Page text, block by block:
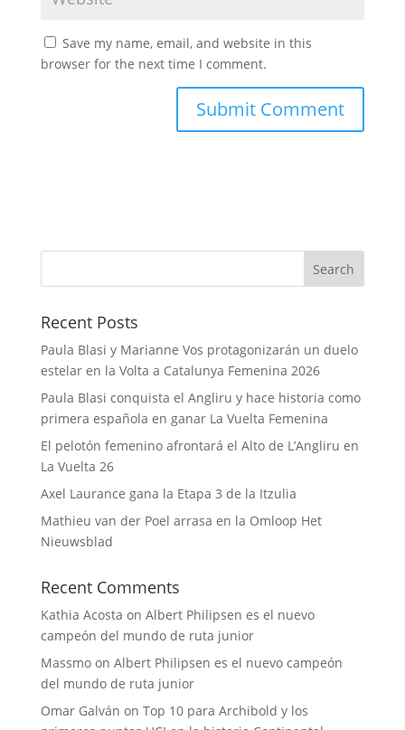
Save my name, email, and website in this
browser for the next time I comment.
Recent Posts
Paula Blasi y Marianne Vos protagonizarán un duelo
estelar en la Volta a Catalunya Femenina 2026
Paula Blasi conquista el Angliru y hace historia como
primera española en ganar La Vuelta Femenina
El pelotón femenino afrontará el Alto de L’Angliru en
La Vuelta 26
Axel Laurance gana la Etapa 3 de la Itzulia
Mathieu van der Poel arrasa en la Omloop Het
Nieuwsblad
Recent Comments
Kathia Acosta on Albert Philipsen es el nuevo
campeón del mundo de ruta junior
Massmoon Albert Philipsen es el nuevo campeón
del mundo de ruta junior
Omar Galván on Top 10 para Archibold y los